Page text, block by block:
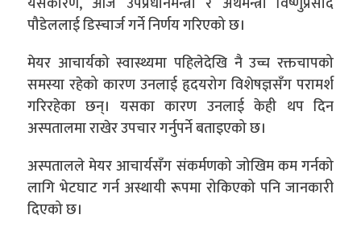
पौडेललाई डिस्चार्ज गर्ने निर्णय गरिएको छ।
मेयर आचार्यको स्वास्थ्यमा पहिलेदेखि नै उच्च रक्तचापको
समस्या रहेको कारण उनलाई हृदयरोग विशेषज्ञसँग परामर्श
गरिरहेका छन्। यसका कारण उनलाई केही थप दिन
अस्पतालमा राखेर उपचार गर्नुपर्ने बताइएको छ।
अस्पतालले मेयर आचार्यसँग संकर्मणको जोखिम कम गर्नको
लागि भेटघाट गर्न अस्थायी रूपमा रोकिएको पनि जानकारी
दिएको छ।